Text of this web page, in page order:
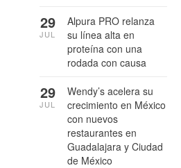
Alpura PRO relanza
su línea alta en
proteína con una
rodada con causa
29
JUL
Wendy’s acelera su
crecimiento en México
con nuevos
restaurantes en
Guadalajara y Ciudad
de México
29
JUL